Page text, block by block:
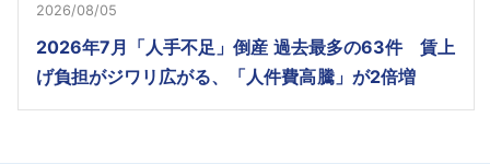
2026/08/05
2026年7月「人手不足」倒産 過去最多の63件 賃上
げ負担がジワリ広がる、「人件費高騰」が2倍増